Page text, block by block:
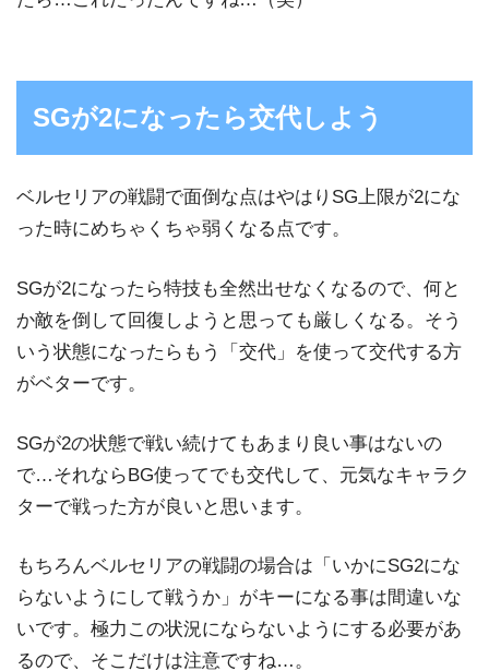
SGが2になったら交代しよう
ベルセリアの戦闘で面倒な点はやはりSG上限が2にな
った時にめちゃくちゃ弱くなる点です。
SGが2になったら特技も全然出せなくなるので、何と
か敵を倒して回復しようと思っても厳しくなる。そう
いう状態になったらもう「交代」を使って交代する方
がベターです。
SGが2の状態で戦い続けてもあまり良い事はないの
で…それならBG使ってでも交代して、元気なキャラク
ターで戦った方が良いと思います。
もちろんベルセリアの戦闘の場合は「いかにSG2にな
らないようにして戦うか」がキーになる事は間違いな
いです。極力この状況にならないようにする必要があ
るので、そこだけは注意ですね…。